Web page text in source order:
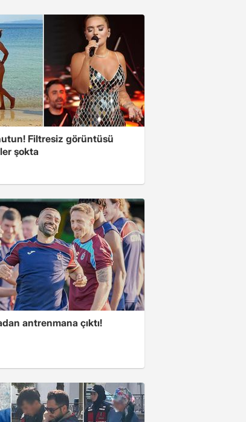
Filtresiz görüntüsü
şokta
antrenmana çıktı!